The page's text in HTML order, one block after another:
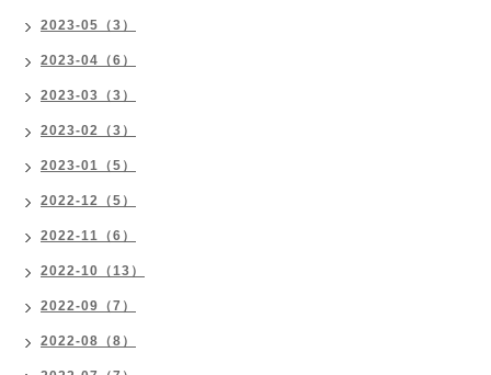
2023-05（3）
2023-04（6）
2023-03（3）
2023-02（3）
2023-01（5）
2022-12（5）
2022-11（6）
2022-10（13）
2022-09（7）
2022-08（8）